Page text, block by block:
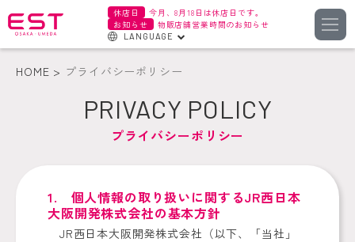
休店日
今月、8月18日は休店日です。
お知らせ
物販店舗営業時間のお知らせ
LANGUAGE
簡体字
繁体字
HOME プライバシーポリシー
PRIVACY POLICY
プライバシーポリシー
1. 個人情報の取り扱いに関するJR西日本
大阪開発株式会社の基本方針
JR西日本大阪開発株式会社（以下、「当社」